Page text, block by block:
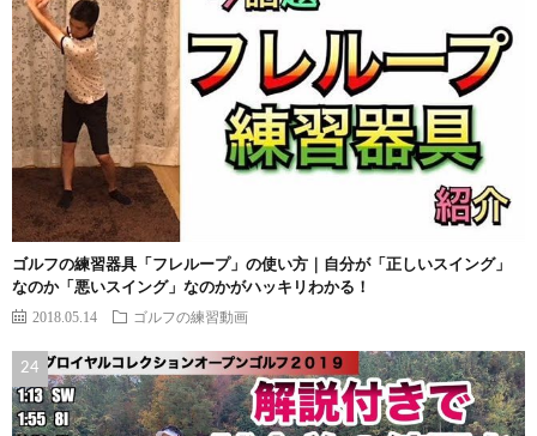
ゴルフの練習器具「フレループ」の使い方｜自分が「正しいスイング」
なのか「悪いスイング」なのかがハッキリわかる！
2018.05.14 ゴルフの練習動画